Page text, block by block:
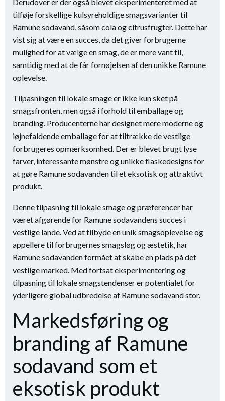
tilføje forskellige kulsyreholdige smagsvarianter til
Ramune sodavand, såsom cola og citrusfrugter. Dette har
vist sig at være en succes, da det giver forbrugerne
mulighed for at vælge en smag, de er mere vant til,
samtidig med at de får fornøjelsen af den unikke Ramune
oplevelse.
Tilpasningen til lokale smage er ikke kun sket på
smagsfronten, men også i forhold til emballage og
branding. Producenterne har designet mere moderne og
iøjnefaldende emballage for at tiltrække de vestlige
forbrugeres opmærksomhed. Der er blevet brugt lyse
farver, interessante mønstre og unikke flaskedesigns for
at gøre Ramune sodavanden til et eksotisk og attraktivt
produkt.
Denne tilpasning til lokale smage og præferencer har
været afgørende for Ramune sodavandens succes i
vestlige lande. Ved at tilbyde en unik smagsoplevelse og
appellere til forbrugernes smagsløg og æstetik, har
Ramune sodavanden formået at skabe en plads på det
vestlige marked. Med fortsat eksperimentering og
tilpasning til lokale smagstendenser er potentialet for
yderligere global udbredelse af Ramune sodavand stor.
Markedsføring og
branding af Ramune
sodavand som et
eksotisk produkt